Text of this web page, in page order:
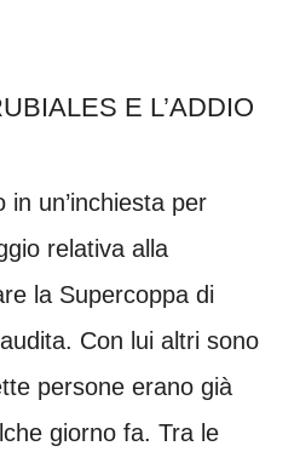
E L’ADDIO
in un’inchiesta per
relativa alla
la Supercoppa di
Con lui altri sono
persone erano già
giorno fa. Tra le